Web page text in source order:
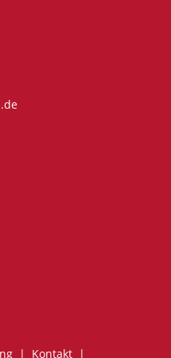
| Kontakt |